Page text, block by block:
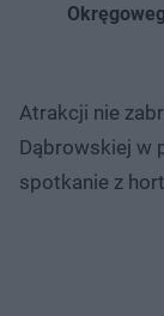
Atrakcji nie
Dąbrowskiej w
spotkanie z